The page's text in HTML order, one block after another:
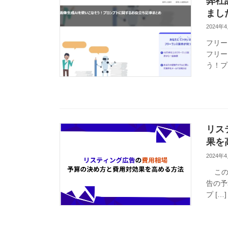
まし
2024年
フリ
フリ
う！
リ
果を
2024年
この
告の
プ […]